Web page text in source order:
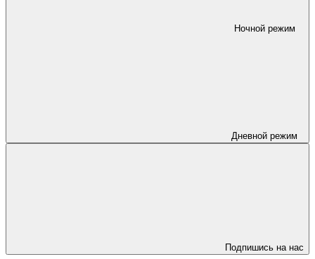
Ночной режим
Дневной режим
Подпишись на нас